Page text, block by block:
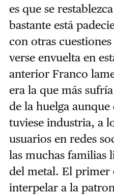
es que se
bastante está
con otras
verse envuelta en
anterior Franco
era la que más
de la huelga
tuviese industria, a
usuarios en redes
las muchas familias
del metal. El primer
interpelar a la